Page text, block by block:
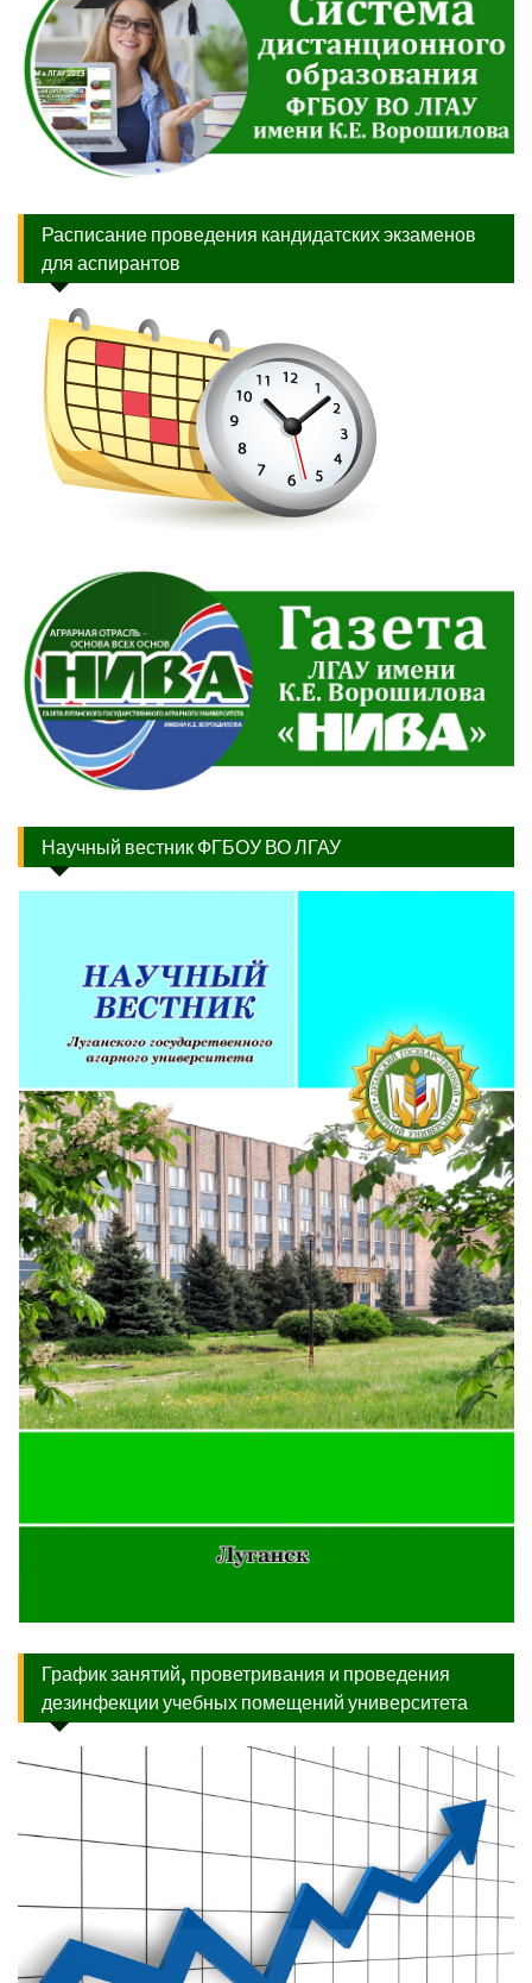
Расписание проведения кандидатских экзаменов
для аспирантов
Научный вестник ФГБОУ ВО ЛГАУ
График занятий, проветривания и проведения
дезинфекции учебных помещений университета